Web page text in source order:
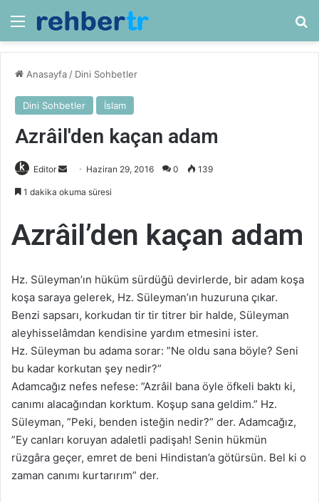
Menü
Anasayfa / Dini Sohbetler
Dini Sohbetler İslam
Azrâil'den kaçan adam
Editor
Bir
Haziran 29, 2016 0 139
1 dakika okuma süresi
Azrâil’den kaçan adam
Hz. Süleyman’ın hüküm sürdüğü devirlerde, bir adam koşa
koşa saraya gelerek, Hz. Süleyman’ın huzuruna çıkar.
Benzi sapsarı, korkudan tir tir titrer bir halde, Süleyman
aleyhisselâmdan kendisine yardım etmesini ister.
Hz. Süleyman bu adama sorar: ”Ne oldu sana böyle? Seni
bu kadar korkutan şey nedir?”
Adamcağız nefes nefese: ”Azrâil bana öyle öfkeli baktı ki,
canımı alacağından korktum. Koşup sana geldim.” Hz.
Süleyman, ”Peki, benden isteğin nedir?” der. Adamcağız,
”Ey canları koruyan adaletli padişah! Senin hükmün
rüzgâra geçer, emret de beni Hindistan’a götürsün. Bel ki o
zaman canımı kurtarırım” der.